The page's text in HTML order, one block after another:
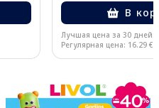
В
Лучшая цена за 30 дней:
Регулярная цена: 16.29 €